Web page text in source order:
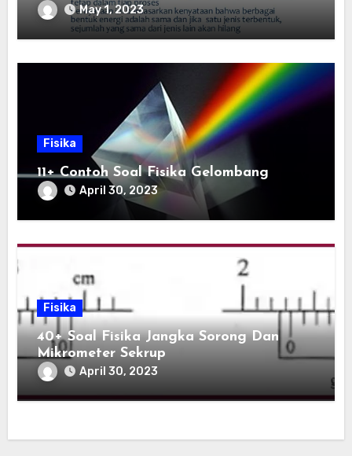
May 1, 2023
Fisika
11+ Contoh Soal Fisika Gelombang
April 30, 2023
Fisika
40+ Soal Fisika Jangka Sorong Dan
Mikrometer Sekrup
April 30, 2023